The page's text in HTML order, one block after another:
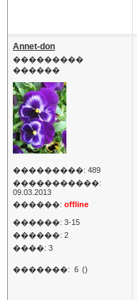
Annet-don
���������
������
���������: 489
�����������:
09.03.2013
������: offline
������: 3-15
������: 2
����: 3
�������: 6 ()